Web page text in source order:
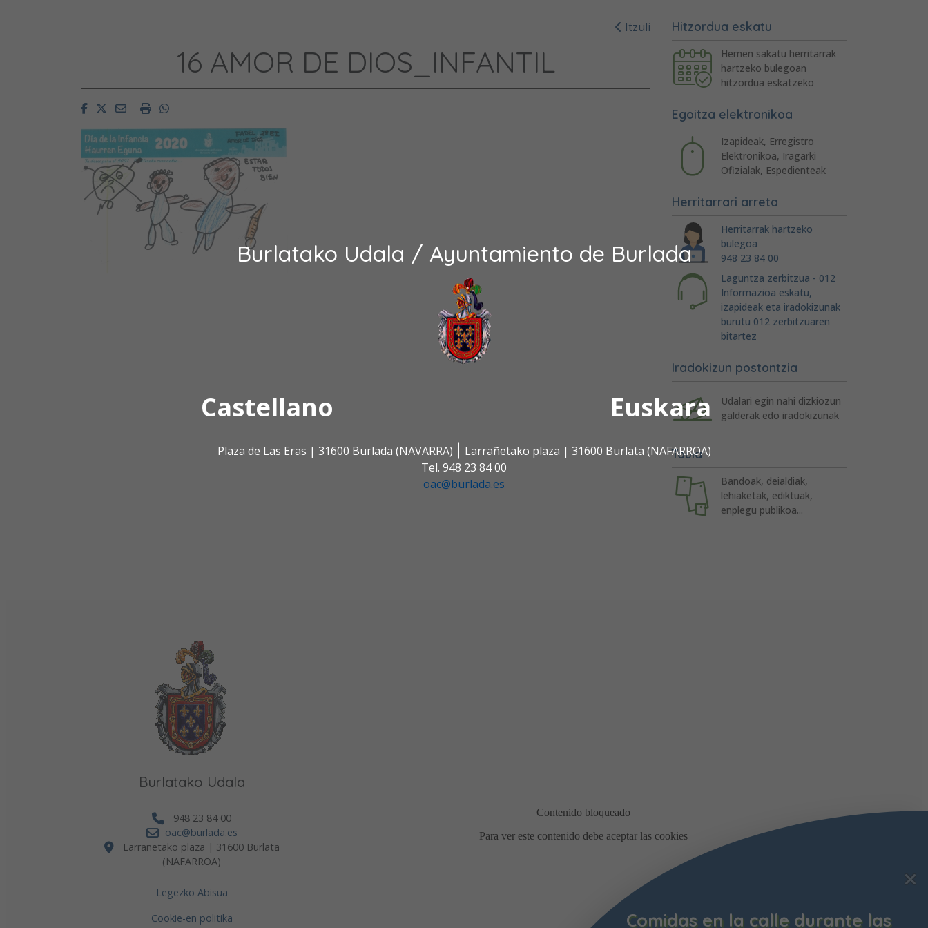
Burlatako Udala / Ayuntamiento de Burlada
Castellano Euskara
Plaza de Las Eras | 31600 Burlada (NAVARRA)
Larrañetako plaza | 31600 Burlata (NAFARROA)
Tel. 948 23 84 00
oac@burlada.es
Comidas en la calle durante las
Itzuli
16 AMOR DE DIOS_INFANTIL
FacebookTwitterEmailImprimirWhatsapp
Hitzordua eskatu
Hemen sakatu herritarrak
hartzeko bulegoan
hitzordua eskatzeko
Egoitza elektronikoa
Izapideak, Erregistro
Elektronikoa, Iragarki
Ofizialak, Espedienteak
Herritarrari arreta
Herritarrak hartzeko
bulegoa
948 23 84 00
Laguntza zerbitzua - 012
Informazioa eskatu,
izapideak eta iradokizunak
burutu 012 zerbitzuaren
bitartez
Iradokizun postontzia
Udalari egin nahi dizkiozun
galderak edo iradokizunak
Taula
Bandoak, deialdiak,
lehiaketak, ediktuak,
enplegu publikoa...
Burlatako Udala
948 23 84 00
oac@burlada.es
Larrañetako plaza | 31600 Burlata
(NAFARROA)
Legezko Abisua
Cookie-en politika